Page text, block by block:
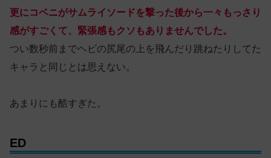
更にコベニがサムライソードを撃った後から一々もっさり
感がすごくて、緊張感もクソもありませんでした。
つい数秒前までヘビの尻尾の上を飛んだり跳ねたりしてた
キャラと同じとは思えない。
あまりにも酷すぎた。
ED